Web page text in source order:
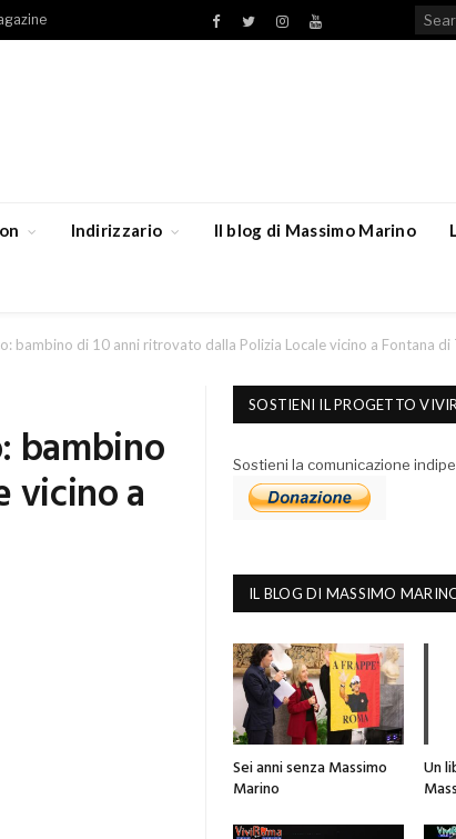
Facebook
TwitterInstagramYouTube
Indirizzario Il blog di Massimo Marino
bambino di 10 anni ritrovato dalla Polizia Locale vicino a Fontana di
bambino
vicino a
SOSTIENI IL PROGETTO
Sostieni la comunicazione
IL BLOG DI MASSIMO
Sei anni senza Massimo
Marino
Un